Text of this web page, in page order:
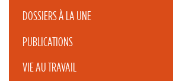
DOSSIERS À LA UNE
PUBLICATIONS
VIE AU TRAVAIL